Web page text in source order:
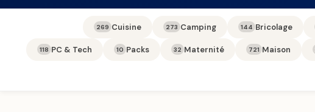
Bricolage
144
Camping
273
Cuisine
269
Maison
721
Maternité
32
Packs
10
PC & Tech
118